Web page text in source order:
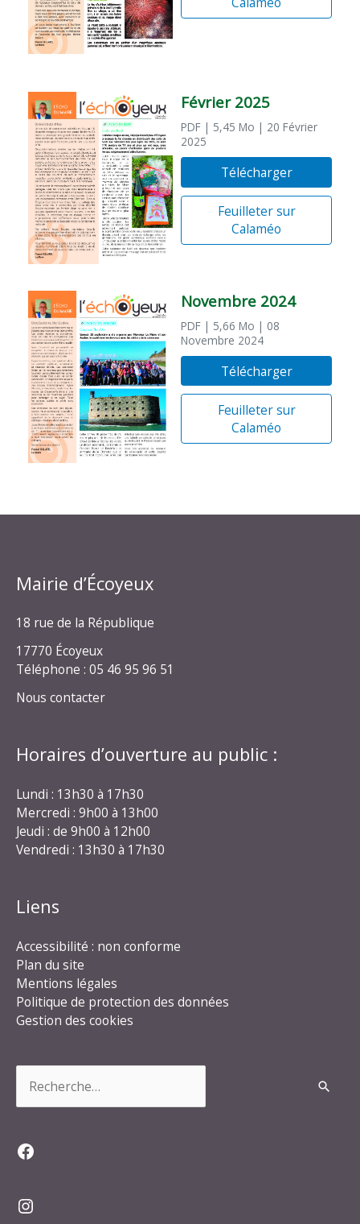
Février 2025
PDF | 5,45 Mo | 20 Février
2025
Télécharger
Feuilleter sur
Calaméo
Novembre 2024
PDF | 5,66 Mo | 08
Novembre 2024
Télécharger
Feuilleter sur
Calaméo
Mairie d’Écoyeux
18 rue de la République
17770 Écoyeux
Téléphone : 05 46 95 96 51
Nous contacter
Horaires d’ouverture au public :
Lundi : 13h30 à 17h30
Mercredi : 9h00 à 13h00
Jeudi : de 9h00 à 12h00
Vendredi : 13h30 à 17h30
Liens
Accessibilité : non conforme
Plan du site
Mentions légales
Politique de protection des données
Gestion des cookies
Facebook
Instagram